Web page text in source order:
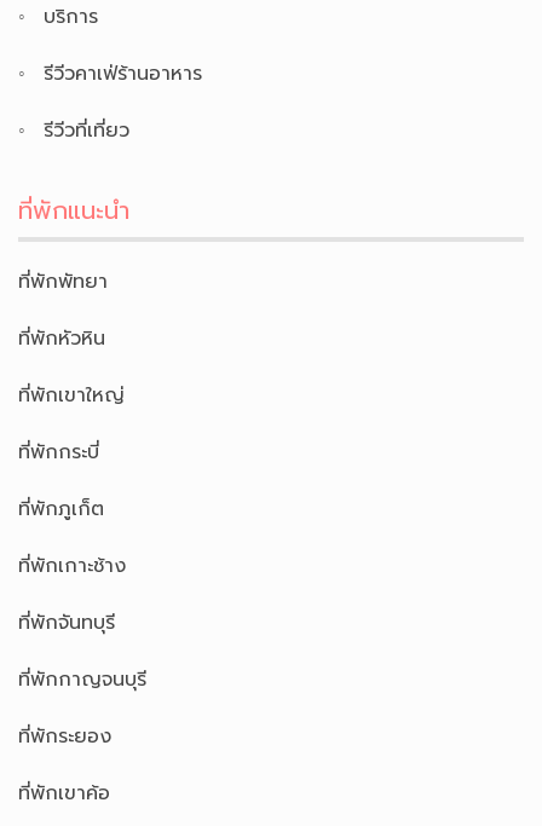
บริการ
รีวีวคาเฟ่ร้านอาหาร
รีวีวที่เที่ยว
ที่พักแนะนำ
ที่พักพัทยา
ที่พักหัวหิน
ที่พักเขาใหญ่
ที่พักกระบี่
ที่พักภูเก็ต
ที่พักเกาะช้าง
ที่พักจันทบุรี
ที่พักกาญจนบุรี
ที่พักระยอง
ที่พักเขาค้อ